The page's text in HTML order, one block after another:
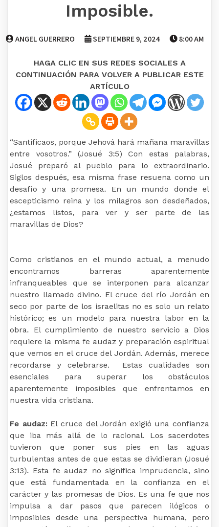
Imposible.
ANGEL GUERRERO SEPTIEMBRE 9, 2024 8:00 AM
HAGA CLIC EN SUS REDES SOCIALES A
CONTINUACIÓN PARA VOLVER A PUBLICAR ESTE
ARTÍCULO
“Santificaos, porque Jehová hará mañana maravillas
entre vosotros.” (Josué 3:5) Con estas palabras,
Josué preparó al pueblo para lo extraordinario.
Siglos después, esa misma frase resuena como un
desafío y una promesa. En un mundo donde el
escepticismo reina y los milagros son desdeñados,
¿estamos listos, para ver y ser parte de las
maravillas de Dios?
Como cristianos en el mundo actual, a menudo
encontramos barreras aparentemente
infranqueables que se interponen para alcanzar
nuestro llamado divino. El cruce del río Jordán en
seco por parte de los israelitas no es solo un relato
histórico; es un modelo para nuestra labor en la
obra. El cumplimiento de nuestro servicio a Dios
requiere la misma fe audaz y preparación espiritual
que vemos en el cruce del Jordán. Además, merece
recordarse y celebrarse. Estas cualidades son
esenciales para superar los obstáculos
aparentemente imposibles que enfrentamos en
nuestra vida cristiana.
Fe audaz:El cruce del Jordán exigió una confianza
que iba más allá de lo racional. Los sacerdotes
tuvieron que poner sus pies en las aguas
turbulentas antes de que estas se dividieran (Josué
3:13). Esta fe audaz no significa imprudencia, sino
que está fundamentada en la confianza en el
carácter y las promesas de Dios. Es una fe que nos
impulsa a dar pasos que parecen ilógicos o
imposibles desde una perspectiva humana, pero